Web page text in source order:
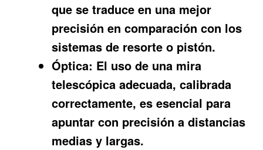
que se traduce en una mejor
precisión en comparación con los
sistemas de resorte o pistón.
Óptica: El uso de una mira
telescópica adecuada, calibrada
correctamente, es esencial para
apuntar con precisión a distancias
medias y largas.